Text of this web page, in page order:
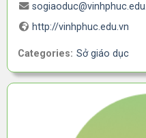
http://vinhphuc.edu.vn
Categories: Sở giáo dục